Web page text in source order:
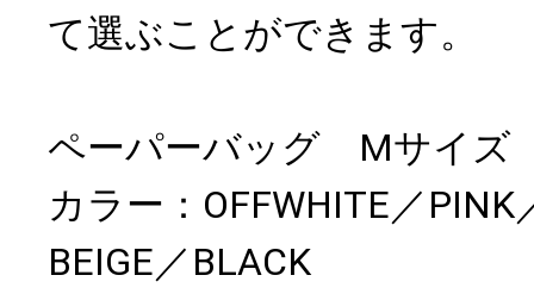
て選ぶことができます。
ペーパーバッグ Mサイズ
カラー：OFFWHITE／PINK
BEIGE／BLACK